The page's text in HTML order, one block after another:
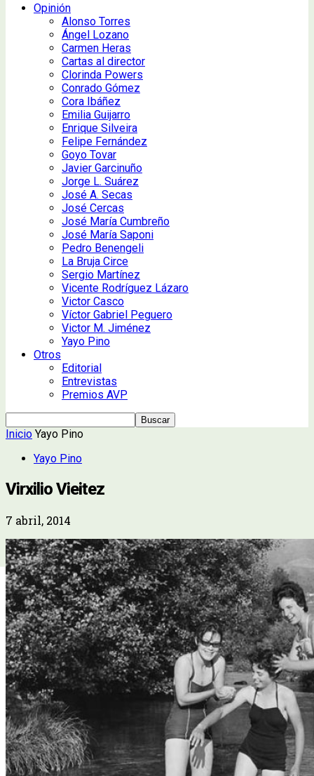
Opinión
Alonso Torres
Ángel Lozano
Carmen Heras
Cartas al director
Clorinda Powers
Conrado Gómez
Cora Ibáñez
Emilia Guijarro
Enrique Silveira
Felipe Fernández
Goyo Tovar
Javier Garcinuño
Jorge L. Suárez
José A. Secas
José Cercas
José María Cumbreño
José María Saponi
Pedro Benengeli
La Bruja Circe
Sergio Martínez
Vicente Rodríguez Lázaro
Victor Casco
Víctor Gabriel Peguero
Victor M. Jiménez
Yayo Pino
Otros
Editorial
Entrevistas
Premios AVP
Inicio Yayo Pino
Yayo Pino
Virxilio Vieitez
7 abril, 2014